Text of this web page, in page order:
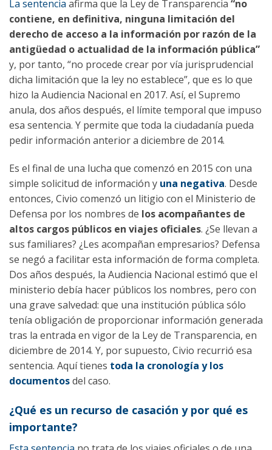
La sentencia afirma que la Ley de Transparencia “no
contiene, en definitiva, ninguna limitación del
derecho de acceso a la información por razón de la
antigüedad o actualidad de la información pública”
y, por tanto, “no procede crear por vía jurisprudencial
dicha limitación que la ley no establece”, que es lo que
hizo la Audiencia Nacional en 2017. Así, el Supremo
anula, dos años después, el límite temporal que impuso
esa sentencia. Y permite que toda la ciudadanía pueda
pedir información anterior a diciembre de 2014.
Es el final de una lucha que comenzó en 2015 con una
simple solicitud de información y una negativa. Desde
entonces, Civio comenzó un litigio con el Ministerio de
Defensa por los nombres de los acompañantes de
altos cargos públicos en viajes oficiales. ¿Se llevan a
sus familiares? ¿Les acompañan empresarios? Defensa
se negó a facilitar esta información de forma completa.
Dos años después, la Audiencia Nacional estimó que el
ministerio debía hacer públicos los nombres, pero con
una grave salvedad: que una institución pública sólo
tenía obligación de proporcionar información generada
tras la entrada en vigor de la Ley de Transparencia, en
diciembre de 2014. Y, por supuesto, Civio recurrió esa
sentencia. Aquí tienes toda la cronología y los
documentosdel caso.
¿Qué es un recurso de casación y por qué es
importante?